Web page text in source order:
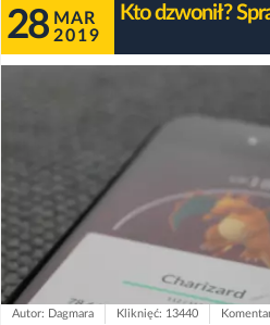
28 MAR
2019
Kto dzwonił?
Autor: Dagmara Kliknięć: 13440